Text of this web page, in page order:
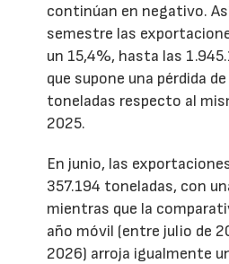
continúan en negativo.
semestre las
un 15,4%, hasta las
que supone una pérdida
toneladas respecto al
2025.
En junio, las
357.194 toneladas, con
mientras que la
año móvil (entre julio de
2026) arroja igualmente